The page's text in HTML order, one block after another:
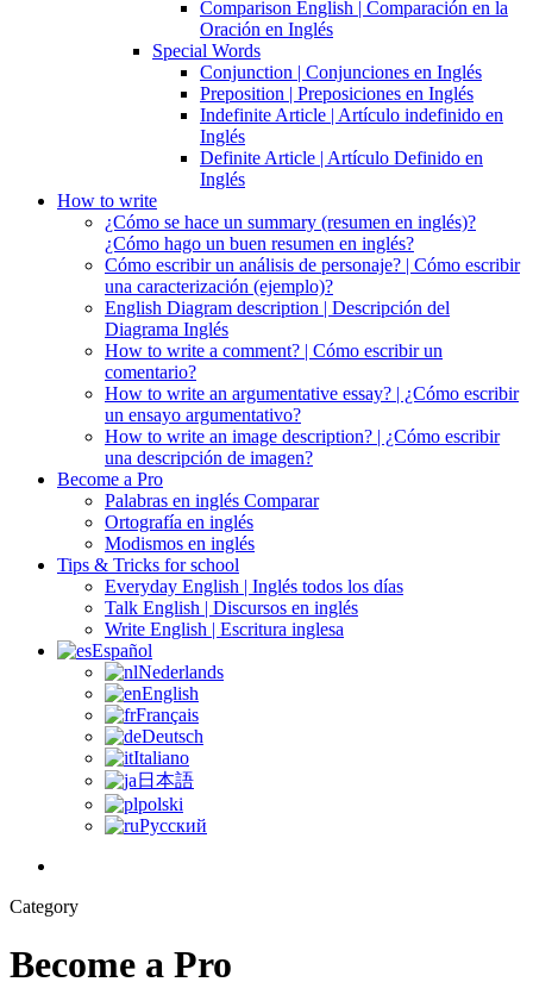
Comparison English | Comparación en la
Oración en Inglés
Special Words
Conjunction | Conjunciones en Inglés
Preposition | Preposiciones en Inglés
Indefinite Article | Artículo indefinido en
Inglés
Definite Article | Artículo Definido en
Inglés
How to write
¿Cómo se hace un summary (resumen en inglés)?
¿Cómo hago un buen resumen en inglés?
Cómo escribir un análisis de personaje? | Cómo escribir
una caracterización (ejemplo)?
English Diagram description | Descripción del
Diagrama Inglés
How to write a comment? | Cómo escribir un
comentario?
How to write an argumentative essay? | ¿Cómo escribir
un ensayo argumentativo?
How to write an image description? | ¿Cómo escribir
una descripción de imagen?
Become a Pro
Palabras en inglés Comparar
Ortografía en inglés
Modismos en inglés
Tips & Tricks for school
Everyday English | Inglés todos los días
Talk English | Discursos en inglés
Write English | Escritura inglesa
Español
Nederlands
English
Français
Deutsch
Italiano
日本語
polski
Русский
Category
Become a Pro